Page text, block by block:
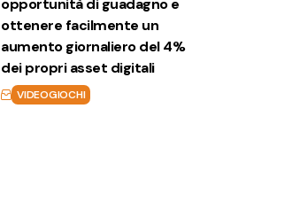
opportunità di guadagno e
ottenere facilmente un
aumento giornaliero del 4%
dei propri asset digitali
VIDEOGIOCHI